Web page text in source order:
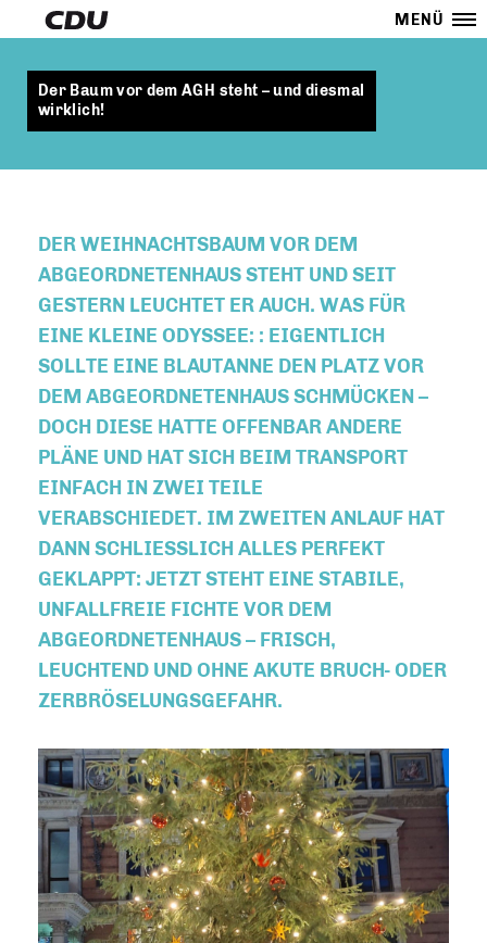
MENÜ
Der Baum vor dem AGH steht – und diesmal
wirklich!
DER WEIHNACHTSBAUM VOR DEM
ABGEORDNETENHAUS STEHT UND SEIT
GESTERN LEUCHTET ER AUCH. WAS FÜR
EINE KLEINE ODYSSEE: : EIGENTLICH
SOLLTE EINE BLAUTANNE DEN PLATZ VOR
DEM ABGEORDNETENHAUS SCHMÜCKEN –
DOCH DIESE HATTE OFFENBAR ANDERE
PLÄNE UND HAT SICH BEIM TRANSPORT
EINFACH IN ZWEI TEILE
VERABSCHIEDET. IM ZWEITEN ANLAUF HAT
DANN SCHLIESSLICH ALLES PERFEKT G
EKLAPPT: JETZT STEHT EINE STABILE, U
NFALLFREIE FICHTE VOR DEM A
BGEORDNETENHAUS – FRISCH, L
EUCHTEND UND OHNE AKUTE BRUCH- ODER Z
ERBRÖSELUNGSGEFAHR.